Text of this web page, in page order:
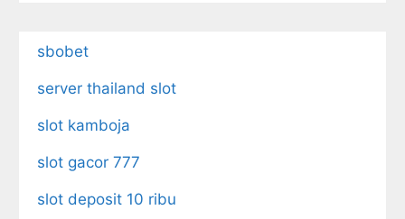
sbobet
server thailand slot
slot kamboja
slot gacor 777
slot deposit 10 ribu